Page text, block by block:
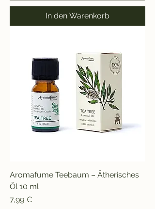
In den Warenkorb
Aromafume Teebaum – Ätherisches
Öl 10 ml
Preis
7,99 €